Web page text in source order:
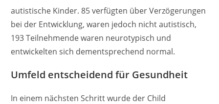
autistische Kinder. 85 verfügten über Verzögerungen
bei der Entwicklung, waren jedoch nicht autistisch,
193 Teilnehmende waren neurotypisch und
entwickelten sich dementsprechend normal.
Umfeld entscheidend für Gesundheit
In einem nächsten Schritt wurde der Child